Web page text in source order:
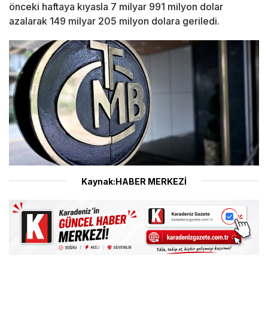
önceki haftaya kıyasla 7 milyar 991 milyon dolar
azalarak 149 milyar 205 milyon dolara geriledi.
Kaynak:HABER MERKEZİ